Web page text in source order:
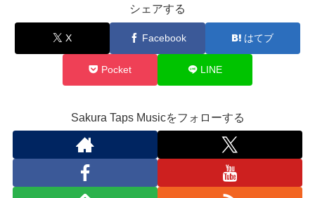
シェアする
X Facebook はてブ
Pocket LINE
Sakura Taps Musicをフォローする